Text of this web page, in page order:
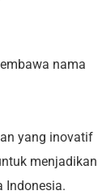
nama
yang inovatif
menjadikan
Indonesia.